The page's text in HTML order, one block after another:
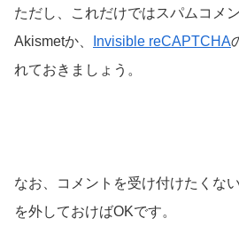
ただし、これだけではスパムコメ
Akismetか、
Invisible reCAPTCHA
れておきましょう。
なお、コメントを受け付けたくな
を外しておけばOKです。